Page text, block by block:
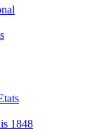
1848